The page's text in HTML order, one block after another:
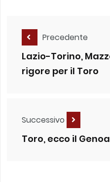
Precedente
Lazio-Torino,
rigore per il Toro
Successivo
Toro, ecco il Genoa